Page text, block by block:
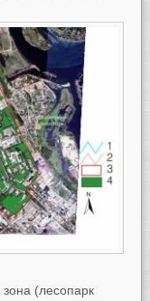
(лесопарк